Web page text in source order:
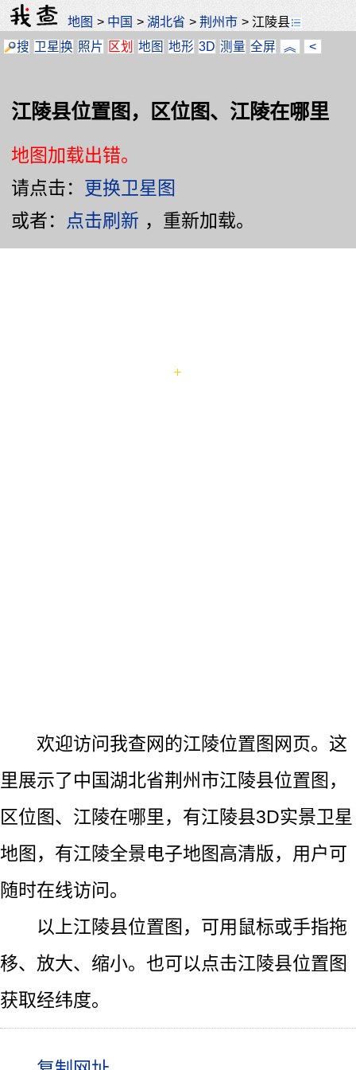
地图 > 中国 >湖北省 >荆州市 > 江陵县
搜 卫星换 照片 区划 地图 地形 3D 测量 全屏 ︽ <
江陵县位置图，区位图、江陵在哪里
地图加载出错。
请点击： 更换卫星图
或者： 点击刷新 ，重新加载。
欢迎访问我查网的江陵位置图网页。这
里展示了中国湖北省荆州市江陵县位置图，
区位图、江陵在哪里，有江陵县3D实景卫星
地图，有江陵全景电子地图高清版，用户可
随时在线访问。
以上江陵县位置图，可用鼠标或手指拖
移、放大、缩小。也可以点击江陵县位置图
获取经纬度。